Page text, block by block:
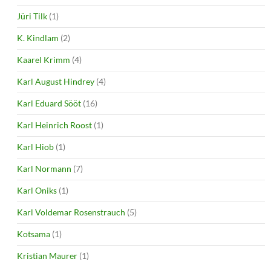
Jüri Tilk (1)
K. Kindlam (2)
Kaarel Krimm (4)
Karl August Hindrey (4)
Karl Eduard Sööt (16)
Karl Heinrich Roost (1)
Karl Hiob (1)
Karl Normann (7)
Karl Oniks (1)
Karl Voldemar Rosenstrauch (5)
Kotsama (1)
Kristian Maurer (1)